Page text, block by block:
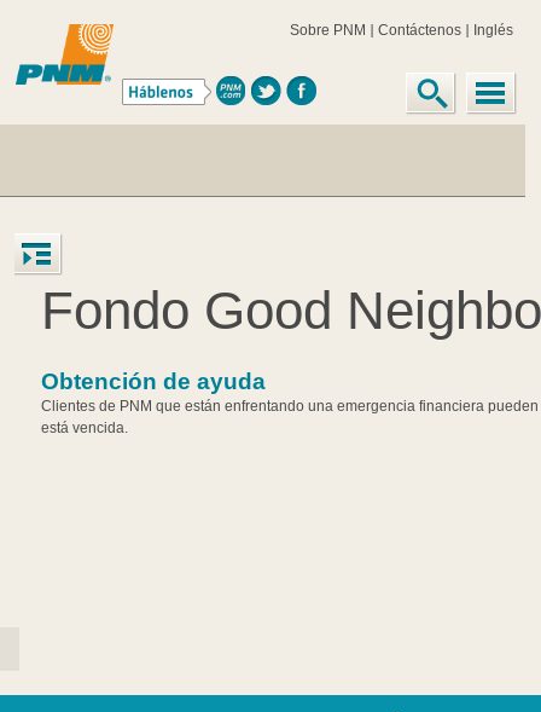
Sobre PNM Contáctenos Inglés
Fondo Good
Obtención de ayuda
Clientes de PNM que están enfrentando una emergencia financiera
está vencida.